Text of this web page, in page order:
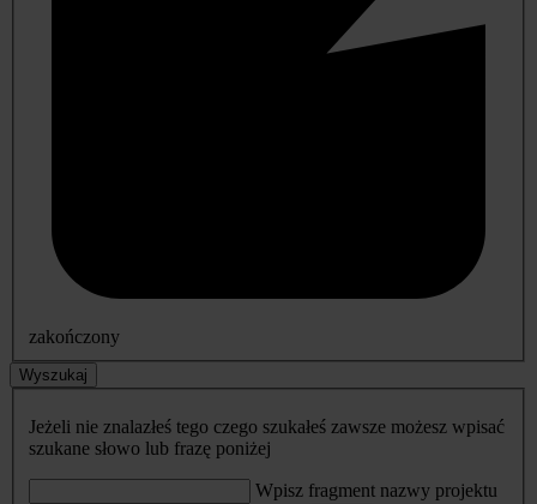
zakończony
Wyszukaj
Jeżeli nie znalazłeś tego czego szukałeś zawsze możesz wpisać
szukane słowo lub frazę poniżej
Wpisz fragment nazwy projektu